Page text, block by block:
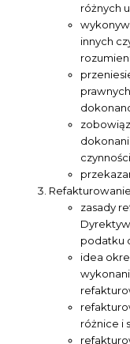
różnych
innych
zasady
podatku
idea
różnice i